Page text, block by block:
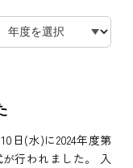
日(水)に2024年度第
行われました。 入